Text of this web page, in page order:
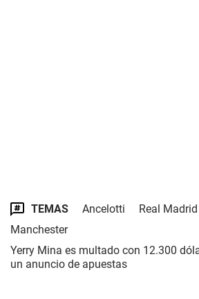
TEMAS Ancelotti Real Madrid
Manchester
Yerry Mina es multado con 12.300
un anuncio de apuestas